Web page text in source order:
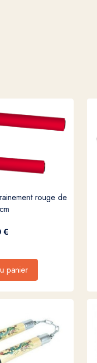
rouge de
€
panier